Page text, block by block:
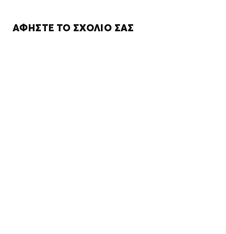
ΑΦΉΣΤΕ ΤΟ ΣΧΌΛΙΌ ΣΑΣ